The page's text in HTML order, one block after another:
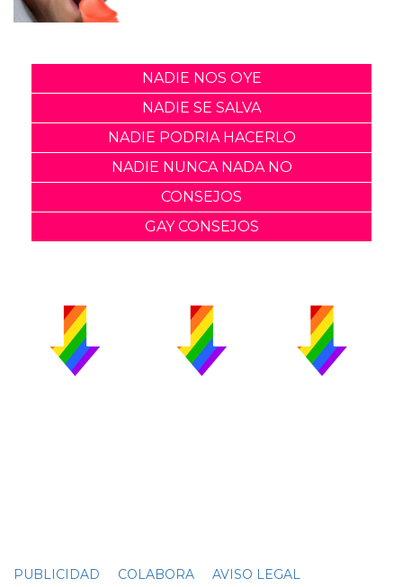
NADIE NOS OYE
NADIE SE SALVA
NADIE PODRIA HACERLO
NADIE NUNCA NADA NO
CONSEJOS
GAY CONSEJOS
PUBLICIDAD COLABORA AVISO LEGAL